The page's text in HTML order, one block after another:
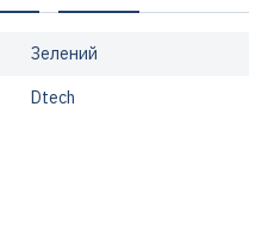
Зелений
Dtech